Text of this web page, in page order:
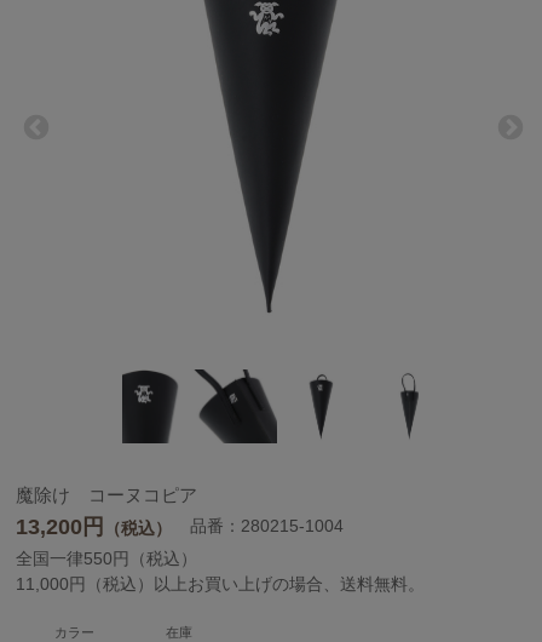
魔除け コーヌコピア
13,200 円 （税込）
品番：280215-1004
全国一律550円（税込）
11,000円（税込）以上お買い上げの場合、送料無料。
カラー 在庫